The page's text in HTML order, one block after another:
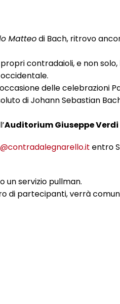
Matteodi Bach, ritrovo
contradaioli, e non
delle celebrazioni
di Johann Sebastian
Auditorium Giuseppe
entro
un servizio pullman.
di partecipanti, verrà